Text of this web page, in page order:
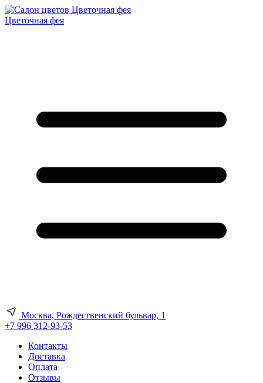
Цветочная фея
Москва, Рождественский бульвар, 1
+7 996 312-93-53
Контакты
Доставка
Оплата
Отзывы